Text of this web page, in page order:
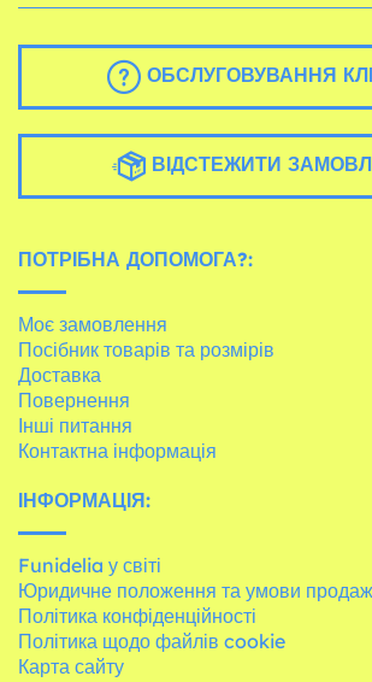
ОБСЛУГОВУВАННЯ
ВІДСТЕЖИТИ
ПОТРІБНА ДОПОМОГА?:
Моє замовлення
Посібник товарів та розмірів
Доставка
Повернення
Інші питання
Контактна інформація
ІНФОРМАЦІЯ:
Funidelia у світі
Юридичне положення та умови
Політика конфіденційності
Політика щодо файлів cookie
Карта сайту